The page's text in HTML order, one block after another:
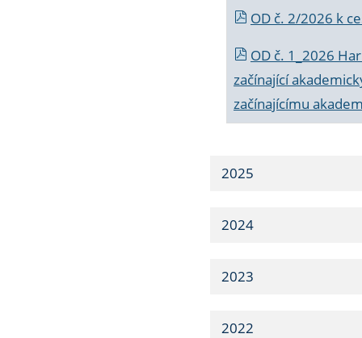
OD č. 2/2026 k
OD č. 1_2026
začínající
začínajícímu
2025
2024
2023
2022